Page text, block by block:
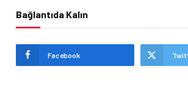
Bağlantıda Kalın
Facebook